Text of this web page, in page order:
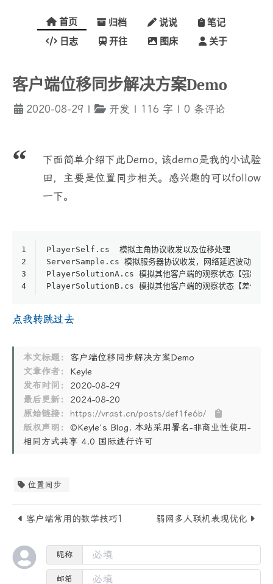
首页 归档 说说 笔记
日志 开往 图床 关于
客户端位移同步解决方案Demo
2020-08-29 | 开发 | 116 字 | 0 条评论
下面简单介绍下此Demo, 该demo是我的小试验
田，主要是位置同步相关。感兴趣的可以follow
一下。
1
2
3
4
PlayerSelf.cs  模拟主角协议收发以及位移处理
ServerSample.cs 模拟服务器协议收发，网络延迟波动等
PlayerSolutionA.cs 模拟其他客户端的观察状态【强制位
PlayerSolutionB.cs 模拟其他客户端的观察状态【差值位
点我转跳过去
本文标题：
客户端位移同步解决方案Demo
文章作者：
Keyle
发布时间：
2020-08-29
最后更新：
2024-08-20
原始链接：
https://vrast.cn/posts/def1fe6b/
版权声明：
©Keyle's Blog. 本站采用署名-非商业性使用-
相同方式共享 4.0 国际进行许可
位置同步
客户端常用的数学技巧1 弱网多人联机表现优化
昵称
邮箱